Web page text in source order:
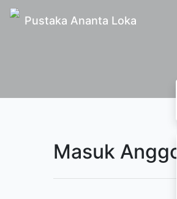
Pustaka Ananta Loka
Masuk